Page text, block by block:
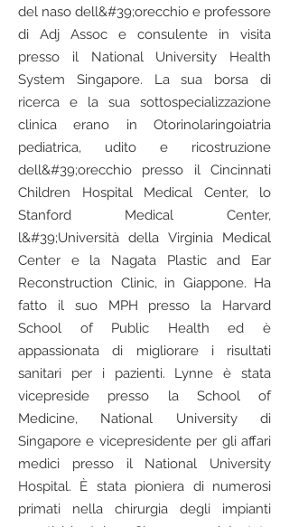
del naso dell&#39;orecchio e professore
di Adj Assoc e consulente in visita
presso il National University Health
System Singapore. La sua borsa di
ricerca e la sua sottospecializzazione
clinica erano in Otorinolaringoiatria
pediatrica, udito e ricostruzione
dell&#39;orecchio presso il Cincinnati
Children Hospital Medical Center, lo
Stanford Medical Center,
l&#39;Università della Virginia Medical
Center e la Nagata Plastic and Ear
Reconstruction Clinic, in Giappone. Ha
fatto il suo MPH presso la Harvard
School of Public Health ed è
appassionata di migliorare i risultati
sanitari per i pazienti. Lynne è stata
vicepreside presso la School of
Medicine, National University di
Singapore e vicepresidente per gli affari
medici presso il National University
Hospital. È stata pioniera di numerosi
primati nella chirurgia degli impianti